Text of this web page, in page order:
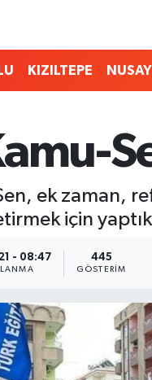
KIZILTEPE
ek zaman,
için
- 08:47 445
GÖSTERIM